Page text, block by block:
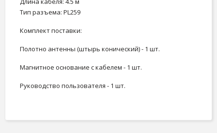
Тип разъема: PL259
Комплект поставки:
Полотно антенны (штырь конический) - 1 шт.
Магнитное основание с кабелем - 1 шт.
Руководство пользователя - 1 шт.